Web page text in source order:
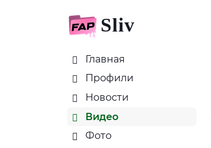
Sliv
Главная
Профили
Новости
Видео
Фото